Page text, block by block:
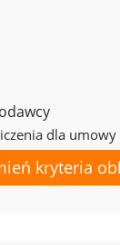
dla umowy
kryteria